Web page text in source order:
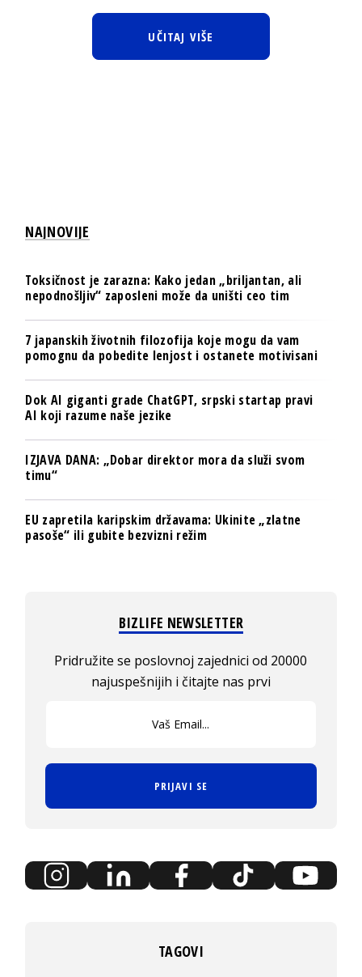
UČITAJ VIŠE
NAJNOVIJE
Toksičnost je zarazna: Kako jedan „briljantan, ali
nepodnošljiv“ zaposleni može da uništi ceo tim
7 japanskih životnih filozofija koje mogu da vam
pomognu da pobedite lenjost i ostanete motivisani
Dok AI giganti grade ChatGPT, srpski startap pravi
AI koji razume naše jezike
IZJAVA DANA: „Dobar direktor mora da služi svom
timu“
EU zapretila karipskim državama: Ukinite „zlatne
pasoše“ ili gubite bezvizni režim
BIZLIFE NEWSLETTER
Pridružite se poslovnoj zajednici od 20000
najuspešnijih i čitajte nas prvi
PRIJAVI SE
TAGOVI